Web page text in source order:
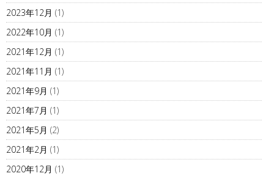
2023年12月 (1)
2022年10月 (1)
2021年12月 (1)
2021年11月 (1)
2021年9月 (1)
2021年7月 (1)
2021年5月 (2)
2021年2月 (1)
2020年12月 (1)